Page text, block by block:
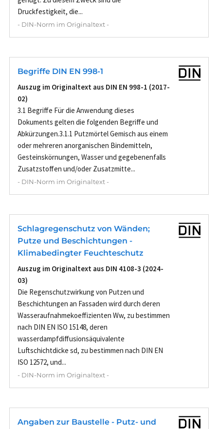
Druckfestigkeit, die...
- DIN-Norm im Originaltext -
Begriffe DIN EN 998-1
Auszug im Originaltext aus DIN EN 998-1 (2017-
02)
3.1 Begriffe Für die Anwendung dieses
Dokuments gelten die folgenden Begriffe und
Abkürzungen.3.1.1 Putzmörtel Gemisch aus einem
oder mehreren anorganischen Bindemitteln,
Gesteinskörnungen, Wasser und gegebenenfalls
Zusatzstoffen und/oder Zusatzmitte...
- DIN-Norm im Originaltext -
Schlagregenschutz von Wänden;
Putze und Beschichtungen -
Klimabedingter Feuchteschutz
Auszug im Originaltext aus DIN 4108-3 (2024-
03)
Die Regenschutzwirkung von Putzen und
Beschichtungen an Fassaden wird durch deren
Wasseraufnahmekoeffizienten Ww, zu bestimmen
nach DIN EN ISO 15148, deren
wasserdampfdiffusionsäquivalente
Luftschichtdicke sd, zu bestimmen nach DIN EN
ISO 12572, und...
- DIN-Norm im Originaltext -
Angaben zur Baustelle - Putz- und